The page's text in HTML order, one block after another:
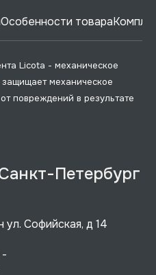
Особенности товара
Licota - механическое
защищает механическое
повреждений в результате
Петербург
ул. Софийская, д 14
-